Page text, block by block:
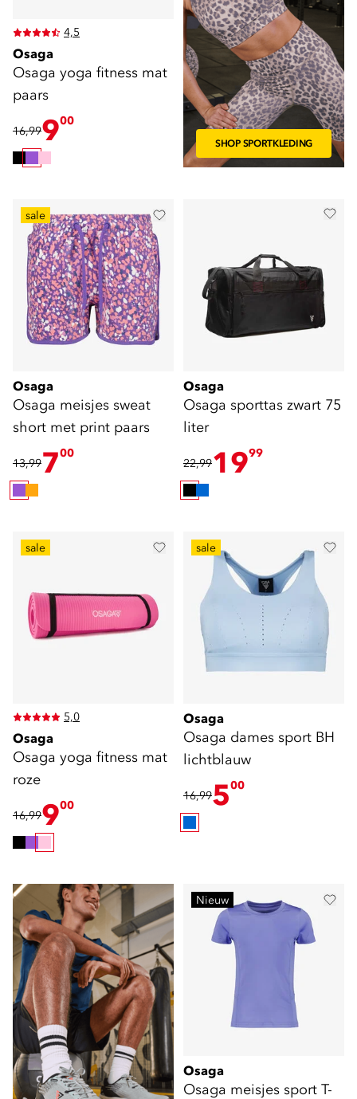
4,5
Osaga
Osaga yoga fitness mat
paars
16,99900
SHOP SPORTKLEDING
sale
Osaga
Osaga meisjes sweat
short met print paars
13,99700
Osaga
Osaga sporttas zwart 75
liter
22,991999
sale
5,0
Osaga
Osaga yoga fitness mat
roze
16,99900
sale
Osaga
Osaga dames sport BH
lichtblauw
16,99500
Nieuw
Osaga
Osaga meisjes sport T-
shop sportschoenen